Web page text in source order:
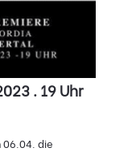
. 19 Uhr
die